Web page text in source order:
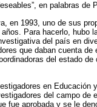
en palabras de
en 1993, uno de sus
Para hacerlo, hubo
del país en
que daban cuenta
del estado
en Educación
del campo de
fue aprobada y se le